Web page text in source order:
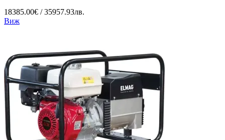
18385.00€ / 35957.93лв.
Виж